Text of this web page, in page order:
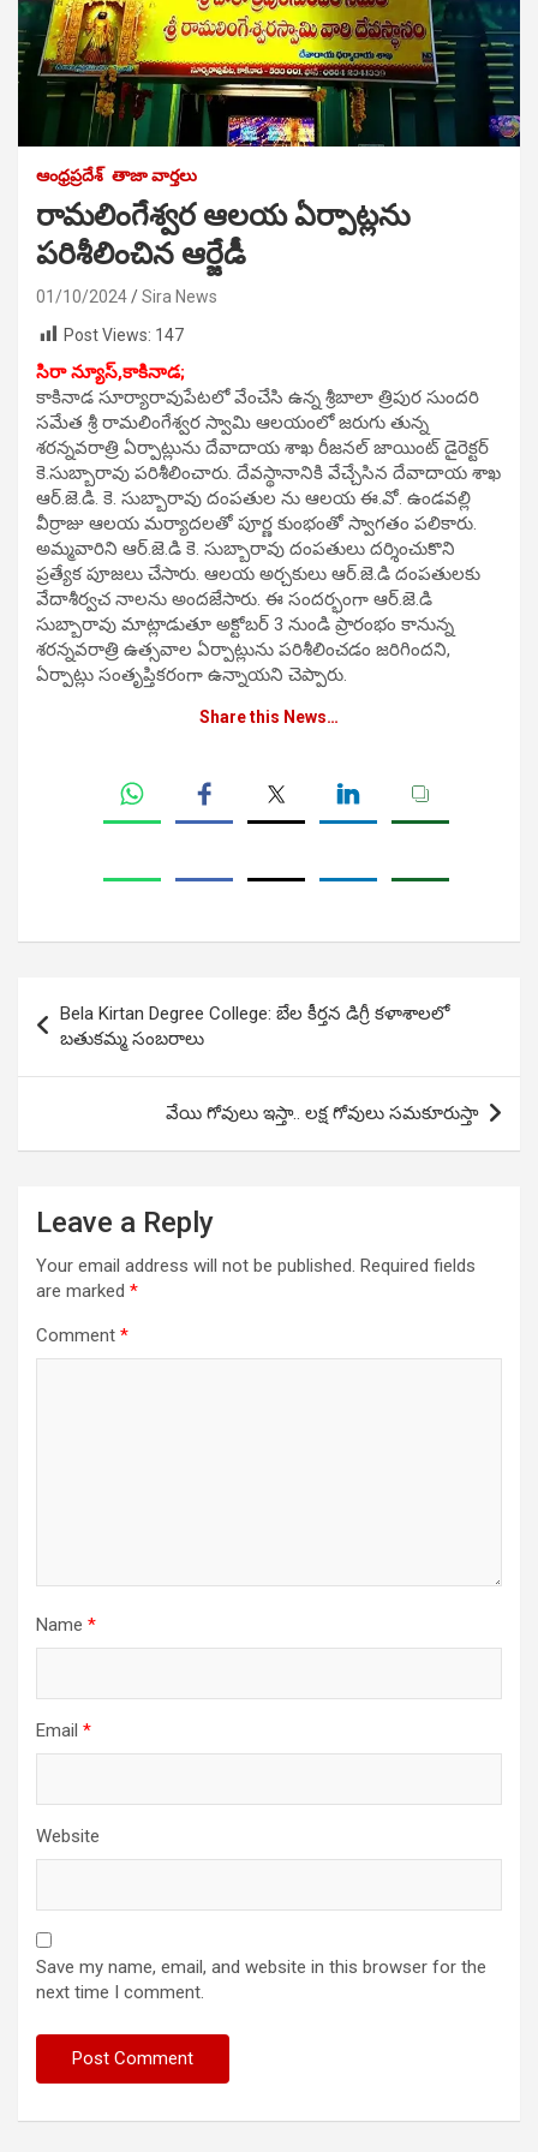
ఆంధ్రప్రదేశ్ తాజా వార్తలు
రామలింగేశ్వర ఆలయ ఏర్పాట్లను
పరిశీలించిన ఆర్జేడీ
01/10/2024
Sira News
Post Views: 147
సిరా న్యూస్,కాకినాడ;
కాకినాడ సూర్యారావుపేటలో వేంచేసి ఉన్న శ్రీబాలా త్రిపుర సుందరి
సమేత శ్రీ రామలింగేశ్వర స్వామి ఆలయంలో జరుగు తున్న
శరన్నవరాత్రి ఏర్పాట్లును దేవాదాయ శాఖ రీజనల్ జాయింట్ డైరెక్టర్
కె.సుబ్బారావు పరిశీలించారు. దేవస్థానానికి వేచ్చేసిన దేవాదాయ శాఖ
ఆర్.జె.డి. కె. సుబ్బారావు దంపతుల ను ఆలయ ఈ.వో. ఉండవల్లి
వీర్రాజు ఆలయ మర్యాదలతో పూర్ణ కుంభంతో స్వాగతం పలికారు.
అమ్మవారిని ఆర్.జె.డి కె. సుబ్బారావు దంపతులు దర్శించుకొని
ప్రత్యేక పూజలు చేసారు. ఆలయ అర్చకులు ఆర్.జె.డి దంపతులకు
వేదాశీర్వచ నాలను అందజేసారు. ఈ సందర్భంగా ఆర్.జె.డి
సుబ్బారావు మాట్లాడుతూ అక్టోబర్ 3 నుండి ప్రారంభం కానున్న
శరన్నవరాత్రి ఉత్సవాల ఏర్పాట్లును పరిశీలించడం జరిగిందని,
ఏర్పాట్లు సంతృప్తికరంగా ఉన్నాయని చెప్పారు.
Share this News…
navigation
Bela Kirtan Degree College: బేల కీర్తన డిగ్రీ క‌ళాశాల‌లో
బతుకమ్మ సంబరాలు
వేయి గోవులు ఇస్తా.. లక్ష గోవులు సమకూరుస్తా
Leave a Reply
Your email address will not be published. Required fields
are marked *
Comment *
Name *
Email *
Website
Save my name, email, and website in this browser for the
next time I comment.